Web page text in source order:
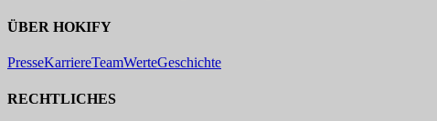
ÜBER HOKIFY
PresseKarriereTeamWerteGeschichte
RECHTLICHES